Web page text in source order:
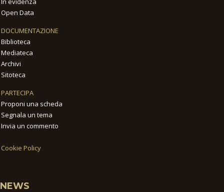
Open Data
DOCUMENTAZIONE
Biblioteca
Mediateca
Archivi
Sitoteca
PARTECIPA
Proponi una scheda
Segnala un tema
Invia un commento
Cookie Policy
NEWS